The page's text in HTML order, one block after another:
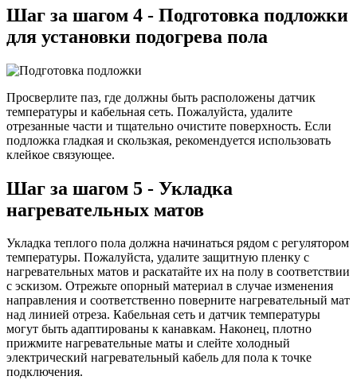
Шаг за шагом 4 - Подготовка подложки
для установки подогрева пола
Просверлите паз, где должны быть расположены датчик
температуры и кабельная сеть. Пожалуйста, удалите
отрезанные части и тщательно очистите поверхность. Если
подложка гладкая и скользкая, рекомендуется использовать
клейкое связующее.
Шаг за шагом 5 - Укладка
нагревательных матов
Укладка теплого пола должна начинаться рядом с регулятором
температуры. Пожалуйста, удалите защитную пленку с
нагревательных матов и раскатайте их на полу в соответствии
с эскизом. Отрежьте опорный материал в случае изменения
направления и соответственно поверните нагревательный мат
над линией отреза. Кабельная сеть и датчик температуры
могут быть адаптированы к канавкам. Наконец, плотно
прижмите нагревательные маты и слейте холодный
электрический нагревательный кабель для пола к точке
подключения.